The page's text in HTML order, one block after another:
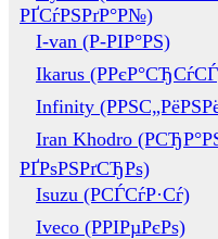
РҐСѓРЅРґР°Р№)
I-van (Р-РІР°РЅ)
Ikarus
Infinity
Iran Khodro
РҐРѕРЅРґСЂРѕ)
Isuzu (РСЃСѓР·Сѓ)
Iveco (РРІРµРєРѕ)